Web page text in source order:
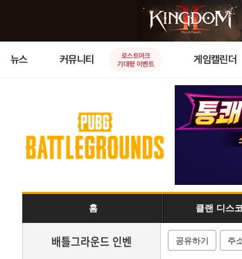
뉴스 커뮤니티
로스트아크
기대평 이벤트
게임캘린더
홈 클랜 디스
배틀그라운드 인벤 공유하기 주